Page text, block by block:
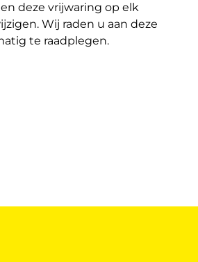
deze vrijwaring op elk
Wij raden u aan deze
te raadplegen.